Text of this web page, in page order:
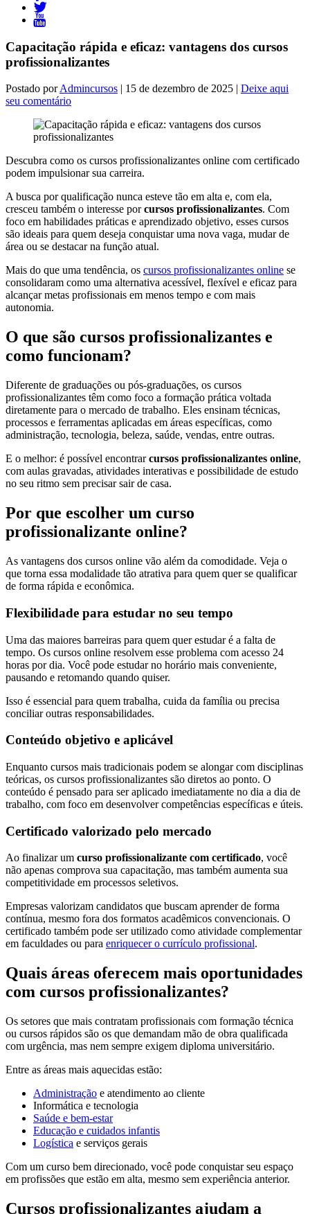
Capacitação rápida e eficaz: vantagens dos cursos
profissionalizantes
Postado porAdmincursos | 15 de dezembro de 2025 | Deixe aqui
seu comentário
Descubra como os cursos profissionalizantes online com certificado
podem impulsionar sua carreira.
A busca por qualificação nunca esteve tão em alta e, com ela,
cresceu também o interesse porcursos profissionalizantes. Com
foco em habilidades práticas e aprendizado objetivo, esses cursos
são ideais para quem deseja conquistar uma nova vaga, mudar de
área ou se destacar na função atual.
Mais do que uma tendência, os cursos profissionalizantes online se
consolidaram como uma alternativa acessível, flexível e eficaz para
alcançar metas profissionais em menos tempo e com mais
autonomia.
O que são cursos profissionalizantes e
como funcionam?
Diferente de graduações ou pós-graduações, os cursos
profissionalizantes têm como foco a formação prática voltada
diretamente para o mercado de trabalho. Eles ensinam técnicas,
processos e ferramentas aplicadas em áreas específicas, como
administração, tecnologia, beleza, saúde, vendas, entre outras.
E o melhor: é possível encontrarcursos profissionalizantes online,
com aulas gravadas, atividades interativas e possibilidade de estudo
no seu ritmo sem precisar sair de casa.
Por que escolher um curso
profissionalizante online?
As vantagens dos cursos online vão além da comodidade. Veja o
que torna essa modalidade tão atrativa para quem quer se qualificar
de forma rápida e econômica.
Flexibilidade para estudar no seu tempo
Uma das maiores barreiras para quem quer estudar é a falta de
tempo. Os cursos online resolvem esse problema com acesso 24
horas por dia. Você pode estudar no horário mais conveniente,
pausando e retomando quando quiser.
Isso é essencial para quem trabalha, cuida da família ou precisa
conciliar outras responsabilidades.
Conteúdo objetivo e aplicável
Enquanto cursos mais tradicionais podem se alongar com disciplinas
teóricas, os cursos profissionalizantes são diretos ao ponto. O
conteúdo é pensado para ser aplicado imediatamente no dia a dia de
trabalho, com foco em desenvolver competências específicas e úteis.
Certificado valorizado pelo mercado
Ao finalizar um curso profissionalizante com certificado, você
não apenas comprova sua capacitação, mas também aumenta sua
competitividade em processos seletivos.
Empresas valorizam candidatos que buscam aprender de forma
contínua, mesmo fora dos formatos acadêmicos convencionais. O
certificado também pode ser utilizado como atividade complementar
em faculdades ou para enriquecer o currículo profissional.
Quais áreas oferecem mais oportunidades
com cursos profissionalizantes?
Os setores que mais contratam profissionais com formação técnica
ou cursos rápidos são os que demandam mão de obra qualificada
com urgência, mas nem sempre exigem diploma universitário.
Entre as áreas mais aquecidas estão:
Administração e atendimento ao cliente
Informática e tecnologia
Saúde e bem-estar
Educação e cuidados infantis
Logística e serviços gerais
Com um curso bem direcionado, você pode conquistar seu espaço
em profissões que estão em alta, mesmo sem experiência anterior.
Cursos profissionalizantes ajudam a